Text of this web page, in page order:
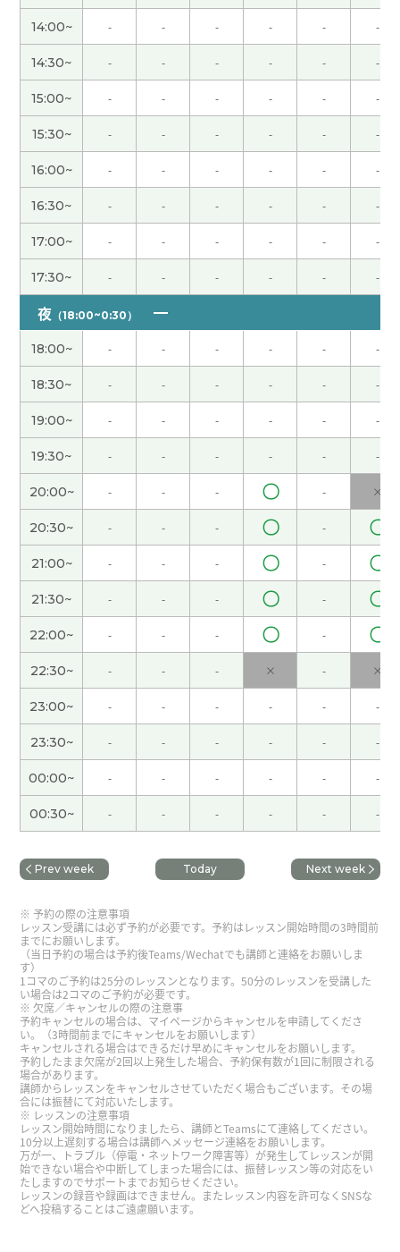
非常感谢您如此耐心细致地教导我。下次見！
非常感谢您如此耐心细致地教导我。下次見！
謝謝老師!我繼續開心著分享日常生活!下次見(/・
ω・)/
( 30代 女性 )
最近去了美仕唐纳滋吃甜甜圈。年亲人多了。老人
很少。什么地方一样的情况。这个地方很热闹。下
次见吧。
今天也谢谢教我中文！我也很开心和你聊各种各样
的事情。好的，为了健康和旅游，我会继续努力工
作。您工作也加油！下次见👋
谢谢您上课～！您说的是对，我们应该治愈自己☺️
下次见！
上午上课的时候下午想出门。今天也去树很多的地
方。树荫下走路比较凉快很舒服。下次见吧。( 男性
)
谢谢！ 我学了很多东西！
谢谢希言老师。今天的课我也学到了很多，很开心
能和您聊天。下次见~
( 女性 )
去了台湾旅鼓励学习汉语。明年应该去那里。下次
见吧。
( 男性 )
感谢您的上课！我也真可惜，时间很快… 我的麻婆
豆腐大部分是即食食品，只有做切豆腐。您去了的
五十种的饺子的店，听起来很好吃😋今天真的有意
思了！下次也请多关照！
谢谢您的夸奖! 我以后也继续努力学习。( 70代 男性
)
次见吧。( 男性 )
谢谢您！今天跟您聊天，让我很开心！但，我担心
您，好好照顾自己的嗓子～下次希望能见身体很好
的您
日本人很喜欢低调的人。这个人有修养。我也羡慕
他。下次见吧。( 男性 )
谢谢您的课。下次也请多关照。( 50代 男性 )
谢谢。常常去外孙子家照顾外孙。累并快乐着。下
次见吧。( 男性 )
14:00~ - - - - - -
14:30~ - - - - - -
15:00~ - - - - - -
15:30~ - - - - - -
16:00~ - - - - - -
16:30~ - - - - - -
17:00~ - - - - - -
17:30~ - - - - - -
夜 （18:00~0:30）
18:00~ - - - - - -
18:30~ - - - - - -
19:00~ - - - - - -
19:30~ - - - - - -
20:00~ - - - 〇 - ×
20:30~ - - - 〇 - 〇
21:00~ - - - 〇 - 〇
21:30~ - - - 〇 - 〇
22:00~ - - - 〇 - 〇
22:30~ - - - × - ×
23:00~ - - - - - -
23:30~ - - - - - -
00:00~ - - - - - -
00:30~ - - - - - -
Prev week Today Next week
予約の際の注意事項
レッスン受講には必ず予約が必要です。予約はレッスン開始時間の3時間前
までにお願いします。
（当日予約の場合は予約後Teams/Wechatでも講師と連絡をお願いしま
す）
1コマのご予約は25分のレッスンとなります。50分のレッスンを受講した
い場合は2コマのご予約が必要です。
欠席／キャンセルの際の注意事
予約キャンセルの場合は、マイページからキャンセルを申請してくださ
い。（3時間前までにキャンセルをお願いします）
キャンセルされる場合はできるだけ早めにキャンセルをお願いします。
予約したまま欠席が2回以上発生した場合、予約保有数が1回に制限される
場合があります。
講師からレッスンをキャンセルさせていただく場合もございます。その場
合には振替にて対応いたします。
レッスンの注意事項
レッスン開始時間になりましたら、講師とTeamsにて連絡してください。
10分以上遅刻する場合は講師へメッセージ連絡をお願いします。
万が一、トラブル（停電・ネットワーク障害等）が発生してレッスンが開
始できない場合や中断してしまった場合には、振替レッスン等の対応をい
たしますのでサポートまでお知らせください。
レッスンの録音や録画はできません。またレッスン内容を許可なくSNSな
どへ投稿することはご遠慮願います。